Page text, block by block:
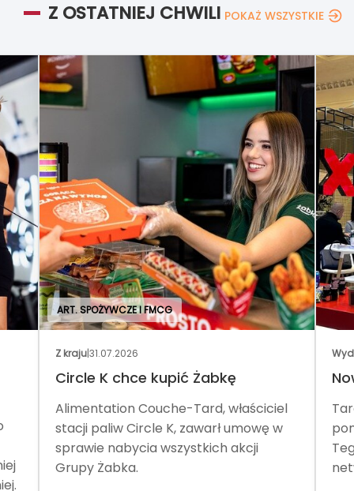
Z OSTATNIEJ CHWILI POKAŻ WSZYSTKIE
ART. SPOŻYWCZE I FMCG
Z kraju|31.07.2026
Circle K chce kupić Żabkę
Alimentation Couche-Tard, właściciel
stacji paliw Circle K, zawarł umowę w
sprawie nabycia wszystkich akcji
Grupy Żabka.